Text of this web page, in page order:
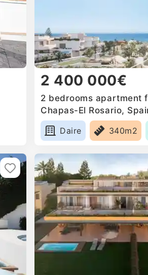
2 400 000€
2 bedrooms apartment
Chapas-El Rosario,
Daire
340m2